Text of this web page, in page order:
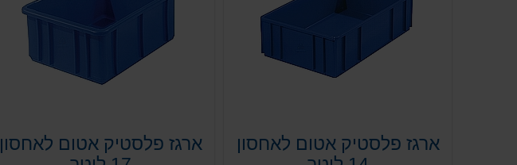
ארגז פלסטיק אטום לאחסון
ארגז פלסטיק אטום לאחסון